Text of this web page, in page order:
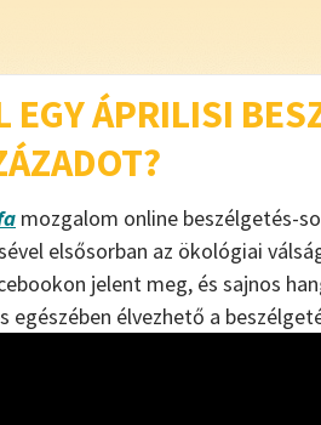
EGY ÁPRILISI
mozgalom online beszélgetés-
elsősorban az ökológiai
jelent meg, és sajnos
élvezhető a